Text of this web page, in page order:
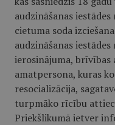
audzināšanas
cietuma soda
audzināšanas
ierosinājuma, brīvības
amatpersona, kuras
resocializācija,
turpmāko rīcību
Priekšlikumā ietver